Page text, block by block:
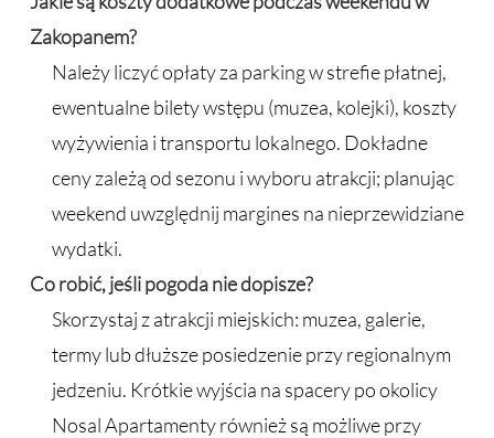
Zakopanem?
Należy liczyć opłaty za parking w strefie płatnej,
ewentualne bilety wstępu (muzea, kolejki), koszty
wyżywienia i transportu lokalnego. Dokładne
ceny zależą od sezonu i wyboru atrakcji; planując
weekend uwzględnij margines na nieprzewidziane
wydatki.
Co robić, jeśli pogoda nie dopisze?
Skorzystaj z atrakcji miejskich: muzea, galerie,
termy lub dłuższe posiedzenie przy regionalnym
jedzeniu. Krótkie wyjścia na spacery po okolicy
Nosal Apartamenty również są możliwe przy